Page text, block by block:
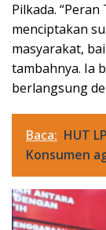
Pilkada.
menciptakan
masyarakat,
tambahnya. Ia
berlangsung
Baca: HUT
Konsumen